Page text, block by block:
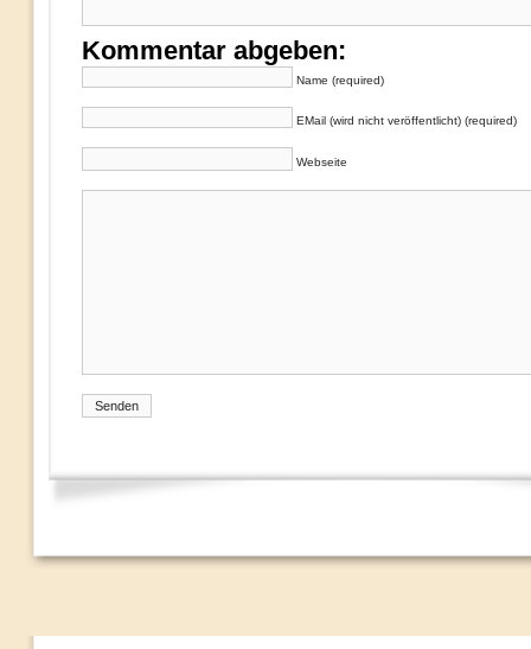
Kommentar abgeben:
Name (required)
EMail (wird nicht veröffentlicht) (required)
Webseite